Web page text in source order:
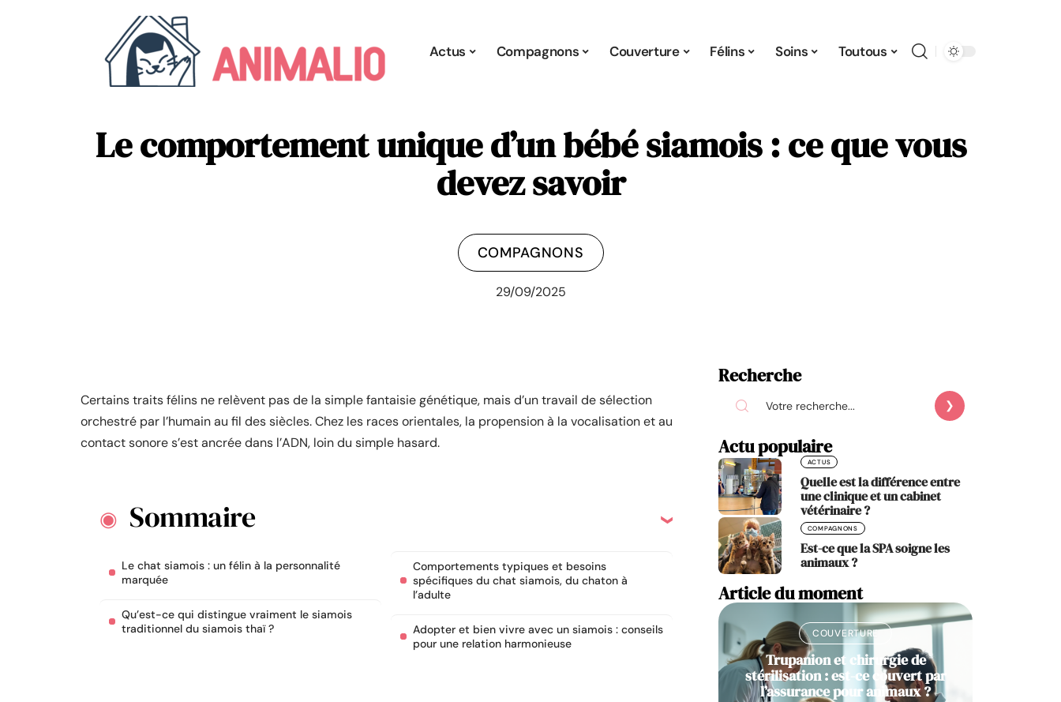
Actus Compagnons Couverture Félins Soins Toutous
Le comportement unique d’un bébé siamois : ce que vous
devez savoir
COMPAGNONS
29/09/2025
Certains traits félins ne relèvent pas de la simple fantaisie génétique, mais d’un travail de sélection
orchestré par l’humain au fil des siècles. Chez les races orientales, la propension à la vocalisation et au
contact sonore s’est ancrée dans l’ADN, loin du simple hasard.
Sommaire
Le chat siamois : un félin à la personnalité
marquée
Qu’est-ce qui distingue vraiment le siamois
traditionnel du siamois thaï ?
Comportements typiques et besoins
spécifiques du chat siamois, du chaton à
l’adulte
Adopter et bien vivre avec un siamois : conseils
pour une relation harmonieuse
Recherche
Actu populaire
ACTUS
Quelle est la différence entre
une clinique et un cabinet
vétérinaire ?
COMPAGNONS
Est-ce que la SPA soigne les
animaux ?
Article du moment
COUVERTURE
Trupanion et chirurgie de
stérilisation : est-ce couvert par
l’assurance pour animaux ?